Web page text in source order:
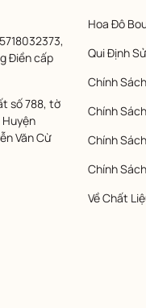
Điền cấp
số 788, tờ
Huyện
Văn Cừ
Hoa Đô
Qui Định
Chính
Chính
Chính
Chính
Về Chất